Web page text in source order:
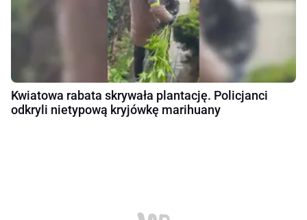
Kwiatowa rabata skrywała plantację. Policjanci
odkryli nietypową kryjówkę marihuany